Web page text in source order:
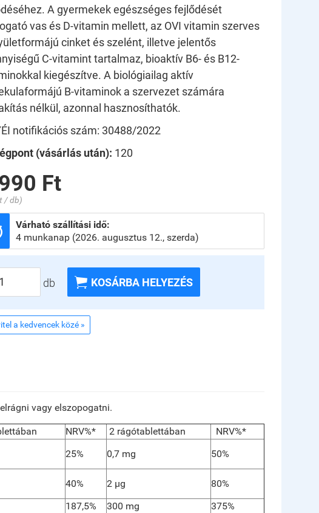
A gyermekek egészséges fejlődését
vas és D-vitamin mellett, az OVI vitamin szerves
cinket és szelént, illetve jelentős
C-vitamint tartalmaz, bioaktív B6- és B12-
kiegészítve. A biológiailag aktív
B-vitaminok a szervezet számára
nélkül, azonnal hasznosíthatók.
notifikációs szám: 30488/2022
(vásárlás után): 120
Ft
/ db)
Várható szállítási idő:
4 munkanap (2026. augusztus 12., szerda)
db  KOSÁRBA HELYEZÉS
a kedvencek közé »
vagy elszopogatni.
NRV%* 2 rágótablettában
NRV%*
25% 0,7 mg
50%
40% 2 µg
80%
187,5% 300 mg
375%